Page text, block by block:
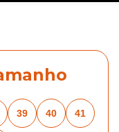
39 40 41